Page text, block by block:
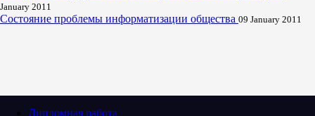
January 2011
Состояние проблемы информатизации общества 09 January 2011
Дипломная работа